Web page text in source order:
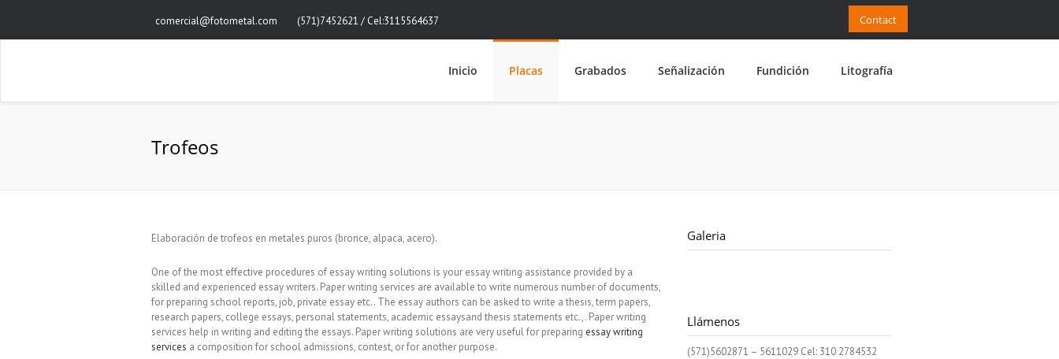
comercial@fotometal.com (571)7452621 / Cel:3115564637 Contact
Inicio Placas Grabados Señalización Fundición Litografía
Trofeos
Elaboración de trofeos en metales puros (bronce, alpaca, acero).
One of the most effective procedures of essay writing solutions is your essay writing assistance provided by a
skilled and experienced essay writers. Paper writing services are available to write numerous number of documents,
for preparing school reports, job, private essay etc.. The essay authors can be asked to write a thesis, term papers,
research papers, college essays, personal statements, academic essaysand thesis statements etc.,. Paper writing
services help in writing and editing the essays. Paper writing solutions are very useful for preparing essay writing
services a composition for school admissions, contest, or for another purpose.
Galeria
Llámenos
(571)5602871 – 5611029 Cel: 310 2784532